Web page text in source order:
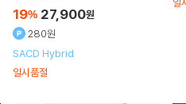
19% 27,900원
280원
SACD Hybrid
일시품절